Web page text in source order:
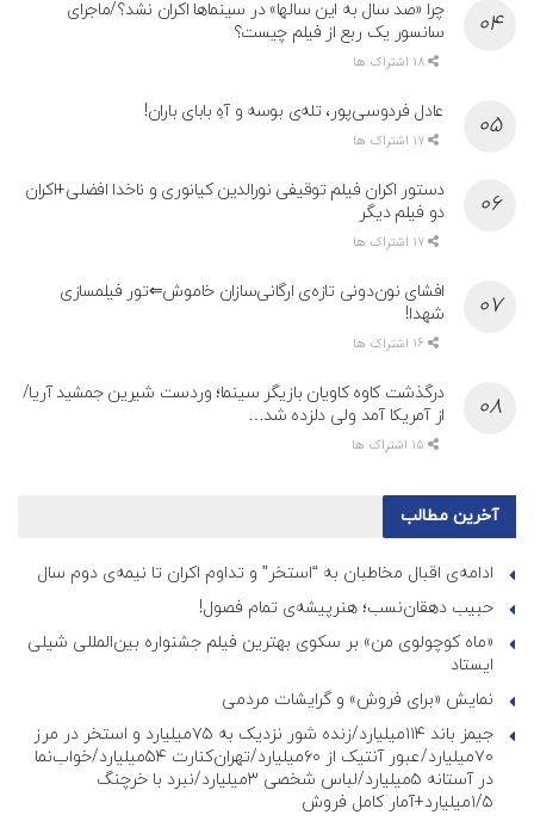
چرا «صد سال به این سالها» در سینماها اکران نشد؟/ماجرای
سانسور یک ربع از فیلم چیست؟
عادل فردوسی‌پور، تله‌ی بوسه و آهِ بابای باران!
دستور اکران فیلم توقیفی نورالدین کیانوری و ناخدا افضلی+اکران
دو فیلم دیگر
افشای نون‌دونی تازه‌ی ارگانی‌سازان خاموش⇐تور فیلمسازی
شهدا!
درگذشت کاوه کاویان بازیگر سینما؛ وردست شیرین جمشید آریا/
از آمریکا آمد ولی دلزده شد…
آخرین مطالب
ادامه‌ی اقبال مخاطبان به “استخر” و تداوم اکران تا نیمه‌ی دوم سال
حبیب دهقان‌نسب؛ هنرپیشه‌‌‌ی تمام فصول!
«ماه کوچولوی من» بر سکوی بهترین فیلم جشنواره بین‌المللی شیلی
ایستاد
نمایش «برای فروش» و گرایشات مردمی
جیمز باند ۱۱۴میلیارد/زنده شور نزدیک به ۷۵میلیارد و استخر در مرز
۷۰میلیارد/عبور آنتیک از ۶۰میلیارد/تهران‌کنارت ۵۴میلیارد/خواب‌نما
در آستانه ۵میلیارد/لباس شخصی ۳میلیارد/نبرد با خرچنگ
۱/۵میلیارد+آمار کامل فروش